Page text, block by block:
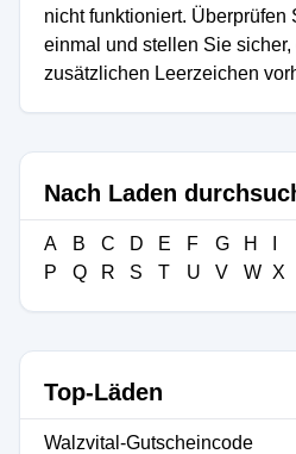
nicht funktioniert. Überprüfen
einmal und stellen Sie
zusätzlichen Leerzeichen
Nach Laden
A B C D E F G H
P
Q R S T U V W X
Top-Läden
Walzvital-Gutscheincode